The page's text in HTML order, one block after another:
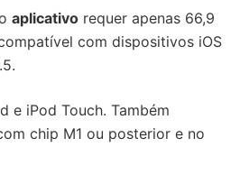
aplicativo requer apenas 66,9
com dispositivos iOS
e iPod Touch. Também
chip M1 ou posterior e no